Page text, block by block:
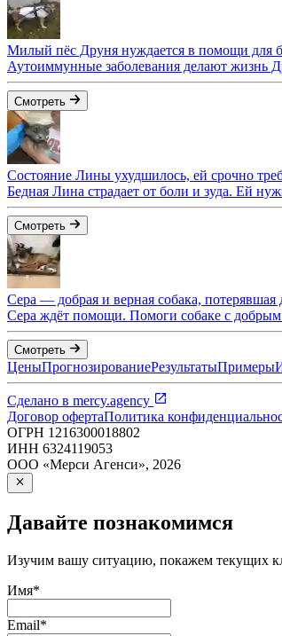
Милый пёс Друня нуждается в помощи для
Аутоиммунные заболевания делают жизнь
Смотреть
Состояние Лины ухудшилось, ей срочно
Бедная Лина страдает от боли и зуда. Ей
Смотреть
Сера — добрая и верная собака,
Сера ждёт помощи. Помоги собаке с добрым
Смотреть
ЦеныПрогнозированиеРезультатыПримеры
Сделано в mercy.agency
Договор офертаПолитика
ОГРН 1216300018802
ИНН 6324119053
ООО «Мерси Агенси», 2026
Давайте познакомимся
Изучим вашу ситуацию, покажем текущих
Имя*
Email*